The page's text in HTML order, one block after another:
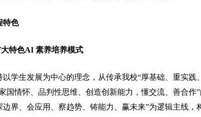
特色
色AI 素养培养模式
生发展为中心的理念，从传承我校“厚基础、重实践
国情怀、品判性思维、创造创新能力，懂交流、善合作
边界、会应用、察趋势、铸能力、赢未来”为逻辑主线，